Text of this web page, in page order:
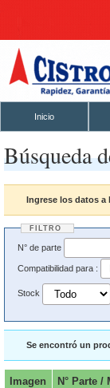
Inicio
Búsqueda
Ingrese los datos a
FILTRO
N° de parte
Compatibilidad para :
Stock
Se encontró un
Imagen N° Parte /